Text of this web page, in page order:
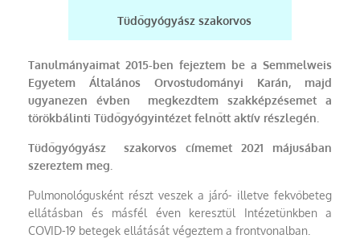
Tüdőgyógyász szakorvos
Tanulmányaimat 2015-ben fejeztem be a Semmelweis
Egyetem Általános Orvostudományi Karán, majd
ugyanezen évben megkezdtem szakképzésemet a
törökbálinti Tüdőgyógyintézet felnőtt aktív részlegén.
Tüdőgyógyász szakorvos címemet 2021 májusában
szereztem meg.
Pulmonológusként részt veszek a járó- illetve fekvőbeteg
ellátásban és másfél éven keresztül Intézetünkben a
COVID-19 betegek ellátását végeztem a frontvonalban.